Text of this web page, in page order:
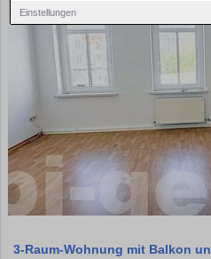
Einstellungen
3-Raum-Wohnung mit Balkon